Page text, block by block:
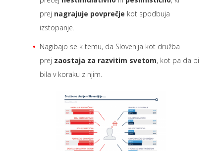
prej nagrajuje povprečje kot spodbuja
izstopanje.
Nagibajo se k temu, da Slovenija kot družba
prej zaostaja za razvitim svetom, kot pa da bi
bila v koraku z njim.